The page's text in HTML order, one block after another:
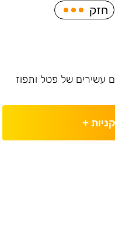
חזק
עשירים של פטל ותפוז
+